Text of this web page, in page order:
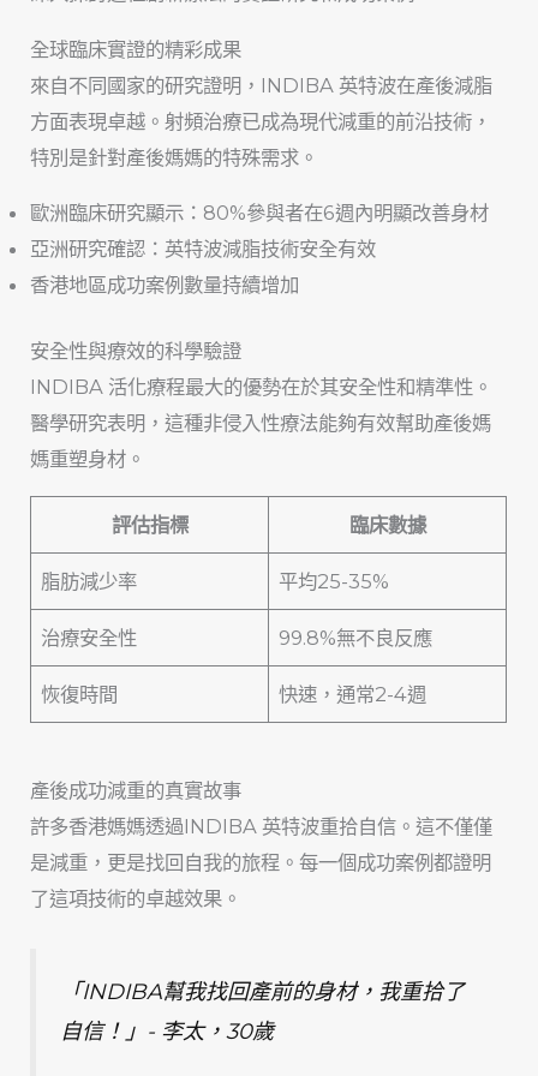
全球臨床實證的精彩成果
來自不同國家的研究證明，INDIBA 英特波在產後減脂
方面表現卓越。射頻治療已成為現代減重的前沿技術，
特別是針對產後媽媽的特殊需求。
歐洲臨床研究顯示：80%參與者在6週內明顯改善身材
亞洲研究確認：英特波減脂技術安全有效
香港地區成功案例數量持續增加
安全性與療效的科學驗證
INDIBA 活化療程最大的優勢在於其安全性和精準性。
醫學研究表明，這種非侵入性療法能夠有效幫助產後媽
媽重塑身材。
評估指標 臨床數據
脂肪減少率 平均25-35%
治療安全性 99.8%無不良反應
恢復時間 快速，通常2-4週
產後成功減重的真實故事
許多香港媽媽透過INDIBA 英特波重拾自信。這不僅僅
是減重，更是找回自我的旅程。每一個成功案例都證明
了這項技術的卓越效果。
「INDIBA幫我找回產前的身材，我重拾了
自信！」- 李太，30歲